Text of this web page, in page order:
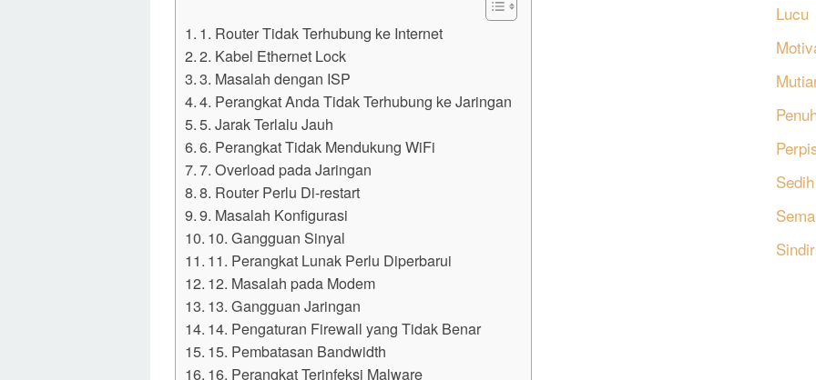
1. Router Tidak Terhubung ke Internet
2. Kabel Ethernet Lock
3. Masalah dengan ISP
4. Perangkat Anda Tidak Terhubung ke Jaringan
5. Jarak Terlalu Jauh
6. Perangkat Tidak Mendukung WiFi
7. Overload pada Jaringan
8. Router Perlu Di-restart
9. Masalah Konfigurasi
10. Gangguan Sinyal
11. Perangkat Lunak Perlu Diperbarui
12. Masalah pada Modem
13. Gangguan Jaringan
14. Pengaturan Firewall yang Tidak Benar
15. Pembatasan Bandwidth
16. Perangkat Terinfeksi Malware
Lucu
Sedih